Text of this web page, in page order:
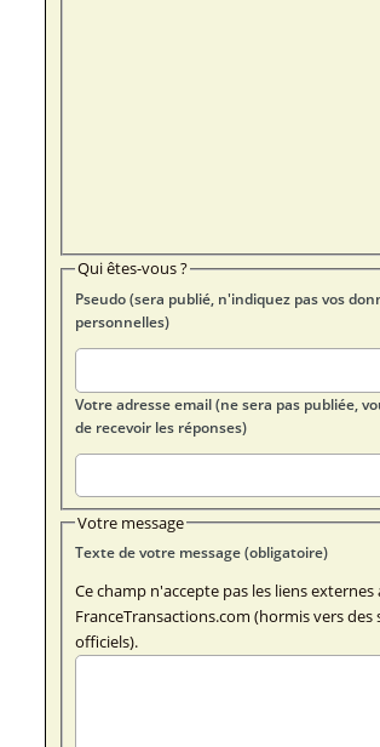
Qui êtes-vous ?
Pseudo (sera publié, n'indiquez pas vos
personnelles)
Votre adresse email (ne sera pas publiée,
de recevoir les réponses)
Votre message
Texte de votre message (obligatoire)
Ce champ n'accepte pas les liens externes
FranceTransactions.com (hormis vers des
officiels).